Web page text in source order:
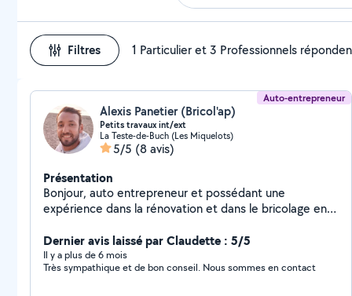
Filtres 1 Particulier et 3 Professionnels
Auto-entrepreneur
Alexis Panetier (Bricol'ap)
Petits travaux int/ext
La Teste-de-Buch (Les Miquelots)
5/5 (8 avis)
Présentation
Bonjour, auto entrepreneur et possédant une
expérience dans la rénovation et dans le bricolage en
travaux intérieur/extérieur, montage de meubles etc.
Je suis disponible rapidement, n'hésitez pas à me
contacter si besoin ! Bricol'ap à votre service.
Dernier avis laissé par Claudette : 5/5
Il y a plus de 6 mois
Très sympathique et de bon conseil. Nous sommes en contact